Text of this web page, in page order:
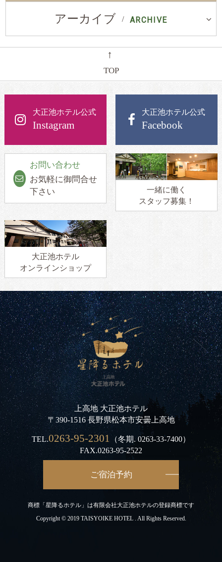
アーカイブ ARCHIVE
←
TOP
大正池ホテル公式
Instagram
大正池ホテル公式
Facebook
お問い合わせ
お気軽に御問合せ
下さい
一緒に働く
スタッフ募集！
大正池ホテル
オンラインショップ
上高地 大正池ホテル
〒390-1516 長野県松本市安曇上高地
TEL.0263-95-2301 （冬期.0263-33-7400）
FAX.0263-95-2522
ご宿泊予約
商標「星降るホテル」は有限会社大正池ホテルの登録商標です
Copyright © 2019 TAISYOIKE HOTEL . All Rights Reserved.